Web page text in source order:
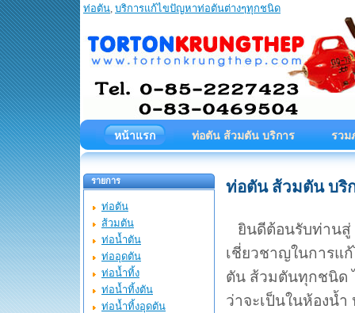
ท่อตัน, บริการแก้ไขปัญหาท่อตันต่างๆทุกชนิด
ท่อตันกรุงเทพ บริการ
หน้าแรก ท่อตัน ส้วมตัน บริการ รวม
รายการ
ท่อตัน
ส้วมตัน
ท่อน้ำตัน
ท่ออุดตัน
ท่อน้ำทิ้ง
ท่อน้ำทิ้งตัน
ท่อน้ำทิ้งอุดตัน
ท่อตัน ส้วมตัน บริ
ยินดีต้อนรับท่านสู่
เชี่ยวชาญในการแ
ตัน ส้วมตันทุกชนิด
ว่าจะเป็นในห้องน้